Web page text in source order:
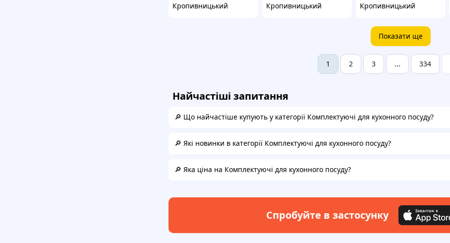
Кропивницький
Кропивницький
Кропивницький
Показати ще
1 2 3 ... 334
Найчастіші запитання
🔎 Що найчастіше купують у категорії Комплектуючі для кухонного посуду?
🔎 Які новинки в категорії Комплектуючі для кухонного посуду?
🔎 Яка ціна на Комплектуючі для кухонного посуду?
Спробуйте в застосунку